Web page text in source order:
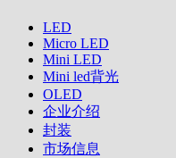
LED
Micro LED
Mini LED
Mini led背光
OLED
企业介绍
封装
市场信息